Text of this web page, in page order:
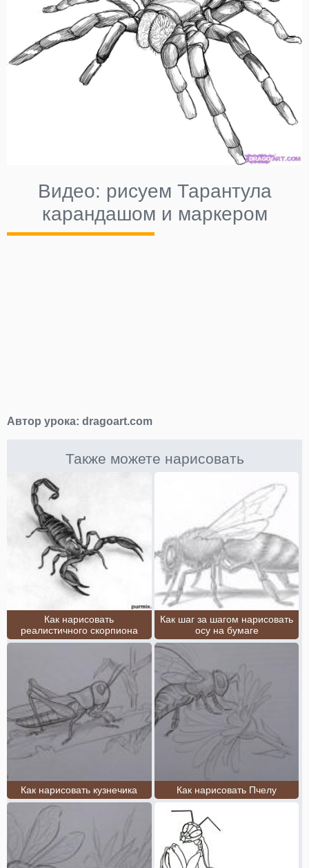
Видео: рисуем Тарантула
карандашом и маркером
Автор урока: dragoart.com
Также можете нарисовать
Как нарисовать
реалистичного скорпиона
Как шаг за шагом нарисовать
осу на бумаге
Как нарисовать кузнечика Как нарисовать Пчелу